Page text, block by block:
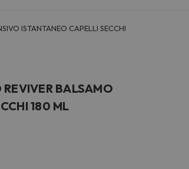
ISTANTANEO CAPELLI SECCHI
BALSAMO
180 ML